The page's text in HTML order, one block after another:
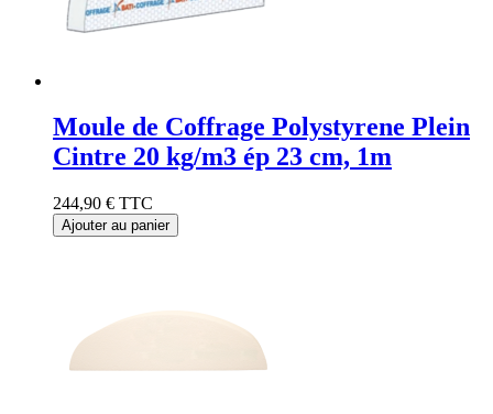
Moule de Coffrage Polystyrene Plein
Cintre 20 kg/m3 ép 23 cm, 1m
244,90 € TTC
Ajouter au panier